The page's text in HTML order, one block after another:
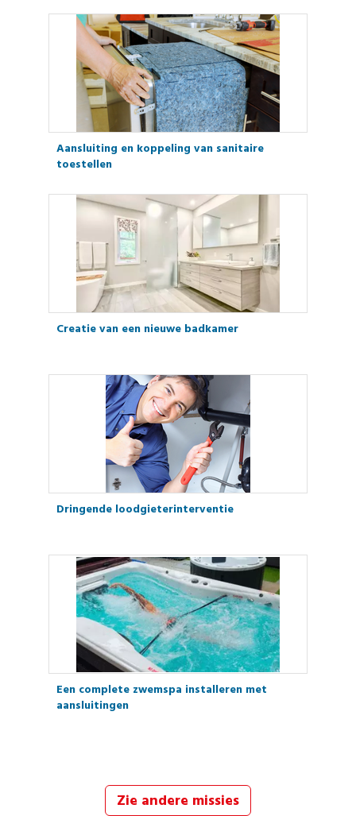
Aansluiting en koppeling van sanitaire
toestellen
Creatie van een nieuwe badkamer
Dringende loodgieterinterventie
Een complete zwemspa installeren met
aansluitingen
Zie andere missies